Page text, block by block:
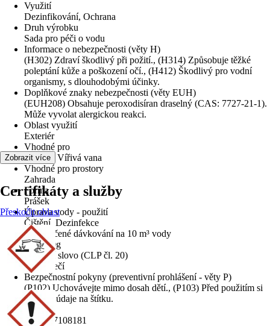
Využití
Dezinfikování, Ochrana
Druh výrobku
Sada pro péči o vodu
Informace o nebezpečnosti (věty H)
(H302) Zdraví škodlivý při požití., (H314) Způsobuje těžké
poleptání kůže a poškození očí., (H412) Škodlivý pro vodní
organismy, s dlouhodobými účinky.
Doplňkové znaky nebezpečnosti (věty EUH)
(EUH208) Obsahuje peroxodisíran draselný (CAS: 7727-21-1).
Může vyvolat alergickou reakci.
Oblast využití
Exteriér
Vhodné pro
Bazény, Vířivá vana
Vhodné pro prostory
Zahrada
Forma
Prášek
Úprava vody - použití
Čištění, Dezinfekce
Doporučené dávkování na 10 m³ vody
200-400g
Signální slovo (CLP čl. 20)
Nebezpečí
Bezpečnostní pokyny (preventivní prohlášení - věty P)
(P102) Uchovávejte mimo dosah dětí., (P103) Před použitím si
přečtěte údaje na štítku.
EAN
8590517108181
Zobrazit více
Certifikáty a služby
Přeskočit oblast